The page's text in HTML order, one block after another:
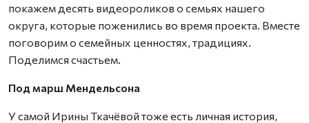
покажем десять видеороликов о семьях нашего
округа, которые поженились во время проекта. Вместе
поговорим о семейных ценностях, традициях.
Поделимся счастьем.
Под марш Мендельсона
У самой Ирины Ткачёвой тоже есть личная история,